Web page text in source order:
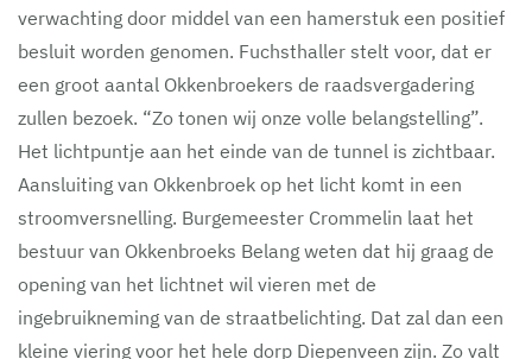
verwachting door middel van een hamerstuk een positief
besluit worden genomen. Fuchsthaller stelt voor, dat er
een groot aantal Okkenbroekers de raadsvergadering
zullen bezoek. “Zo tonen wij onze volle belangstelling”.
Het lichtpuntje aan het einde van de tunnel is zichtbaar.
Aansluiting van Okkenbroek op het licht komt in een
stroomversnelling. Burgemeester Crommelin laat het
bestuur van Okkenbroeks Belang weten dat hij graag de
opening van het lichtnet wil vieren met de
ingebruikneming van de straatbelichting. Dat zal dan een
kleine viering voor het hele dorp Diepenveen zijn. Zo valt